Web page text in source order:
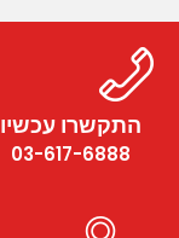
התקשרו עכשיו
03-617-6888